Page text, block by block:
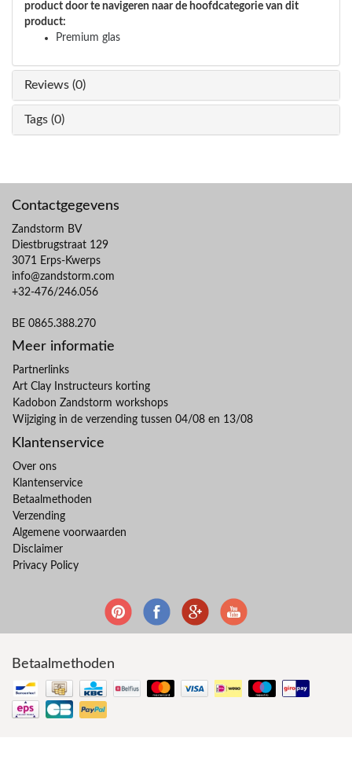
product door te navigeren naar de hoofdcategorie van dit
product:
Premium glas
Reviews (0)
Tags (0)
Contactgegevens
Zandstorm BV
Diestbrugstraat 129
3071 Erps-Kwerps
info@zandstorm.com
+32-476/246.056
BE 0865.388.270
Meer informatie
Partnerlinks
Art Clay Instructeurs korting
Kadobon Zandstorm workshops
Wijziging in de verzending tussen 04/08 en 13/08
Klantenservice
Over ons
Klantenservice
Betaalmethoden
Verzending
Algemene voorwaarden
Disclaimer
Privacy Policy
Betaalmethoden